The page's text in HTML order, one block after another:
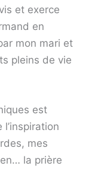
et exerce
en
mon mari et
pleins de vie
est
mes
la prière